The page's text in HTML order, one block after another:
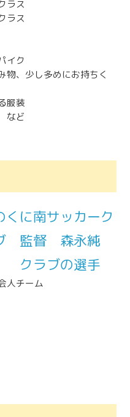
ス
ラス
ク
し多めにお持ちく
装
ど
くに南サッカーク
監督 森永純
ラブの選手
人チーム